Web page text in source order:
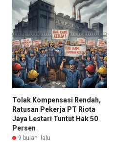
Tolak Kompensasi Rendah,
Ratusan Pekerja PT Riota
Jaya Lestari Tuntut Hak 50
Persen
9 bulan lalu